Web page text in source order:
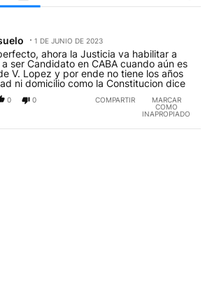
1 DE JUNIO DE 2023
ahora la Justicia va habilitar a
ser Candidato en CABA cuando aún es
V. Lopez y por ende no tiene los años
ni domicilio como la Constitucion dice
0 0 COMPARTIR
MARCAR
COMO
INAPROPIADO